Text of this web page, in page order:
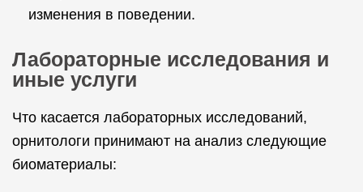
изменения в поведении.
Лабораторные исследования и
иные услуги
Что касается лабораторных исследований,
орнитологи принимают на анализ следующие
биоматериалы: